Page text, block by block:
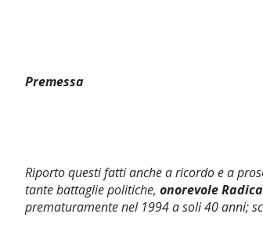
Premessa
Riporto questi fatti anche a ricordo e a
tante battaglie politiche, onorevole
prematuramente nel 1994 a soli 40 anni;